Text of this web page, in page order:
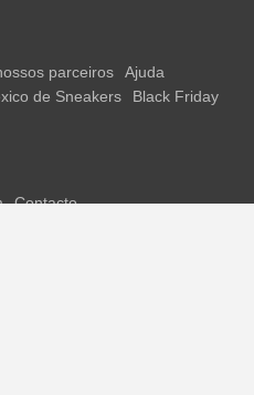
parceiros
Ajuda
de Sneakers
Black Friday
Contacto